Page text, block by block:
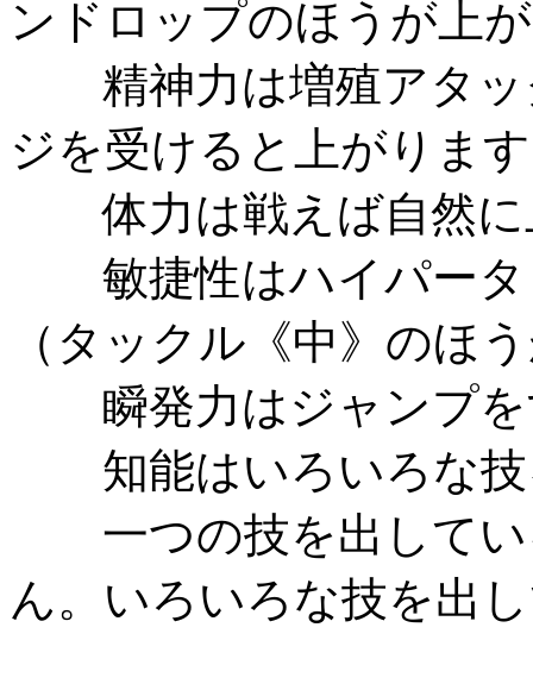
ンドロップのほうが上
精神力は増殖アタッ
ジを受けると上がりま
体力は戦えば自然に
敏捷性はハイパータ
（タックル《中》のほ
瞬発力はジャンプを
知能はいろいろな技
一つの技を出してい
ん。いろいろな技を出